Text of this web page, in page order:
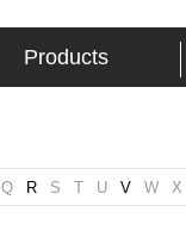
Products
Q R S T U V W X